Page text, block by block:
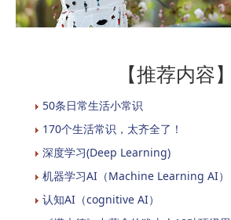
【推荐内容】
50条日常生活小常识
170个生活常识，太齐全了！
深度学习(Deep Learning)
机器学习AI（Machine Learning AI）
认知AI（cognitive AI）